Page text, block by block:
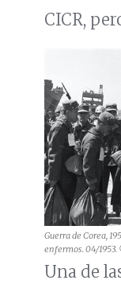
CICR,
Guerra de Corea,
enfermos. 04/
Una de